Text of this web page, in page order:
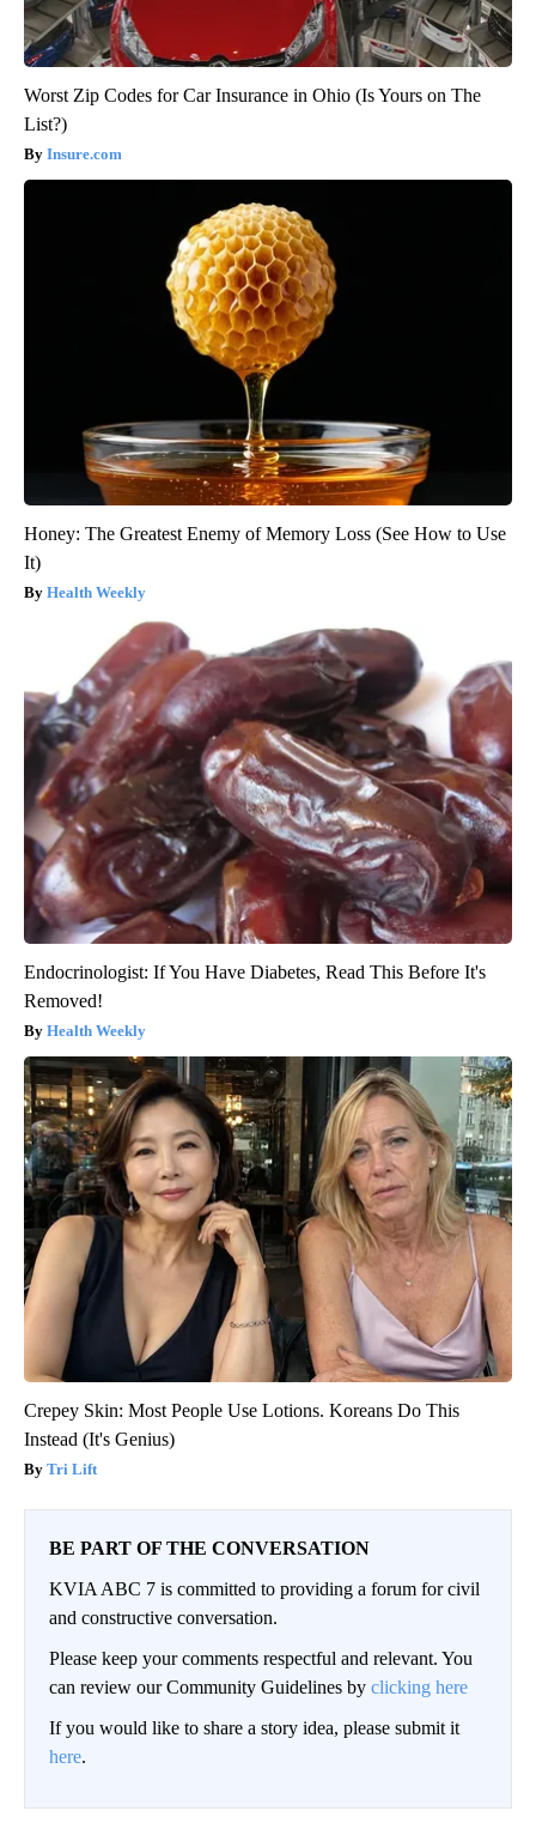
Worst Zip Codes for Car Insurance in Ohio (Is Yours on The
List?)
Insure.com
Honey: The Greatest Enemy of Memory Loss (See How to Use
It)
Health Weekly
Endocrinologist: If You Have Diabetes, Read This Before It's
Removed!
Health Weekly
Crepey Skin: Most People Use Lotions. Koreans Do This
Instead (It's Genius)
Tri Lift
BE PART OF THE CONVERSATION
KVIA ABC 7 is committed to providing a forum for civil
and constructive conversation.
Please keep your comments respectful and relevant. You
can review our Community Guidelines by clicking here
If you would like to share a story idea, please submit it
here.